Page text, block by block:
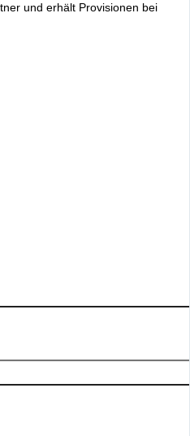
und erhält Provisionen bei